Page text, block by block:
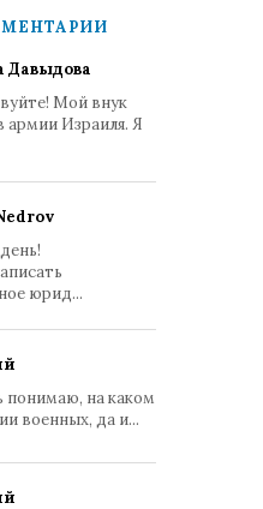
Давыдова
Мой внук
армии Израиля. Я
юрид...
понимаю, на каком
военных, да и...